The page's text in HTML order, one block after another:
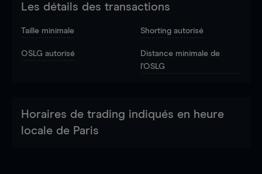
Les détails des transactions
Taille minimale Shorting autorisé
OSLG autorisé
Distance minimale de
l'OSLG
Horaires de trading indiqués en heure
locale de Paris